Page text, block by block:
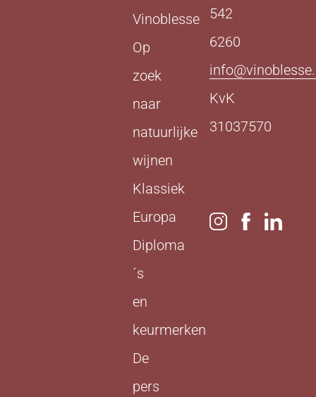
Vinoblesse
Op
zoek
naar
natuurlijke
wijnen
Klassiek
Europa
Diploma
´s
en
keurmerken
De
pers
542
6260
KvK
31037570